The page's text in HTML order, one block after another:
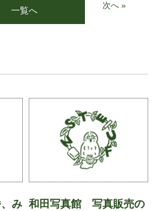
一覧へ 次へ »
み 和田写真館 写真販売の